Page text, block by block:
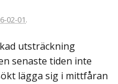
02-01.
utsträckning
senaste tiden inte
lägga sig i mittfåran